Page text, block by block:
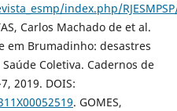
index.php/
Carlos Machado de et al.
em Brumadinho: desastres
Coletiva. Cadernos de
2019. DOIS:
. GOMES,